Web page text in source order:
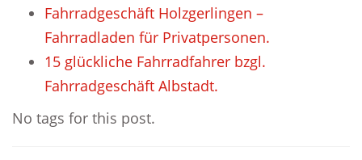
Fahrradgeschäft Holzgerlingen –
Fahrradladen für Privatpersonen.
15 glückliche Fahrradfahrer bzgl.
Fahrradgeschäft Albstadt.
No tags for this post.